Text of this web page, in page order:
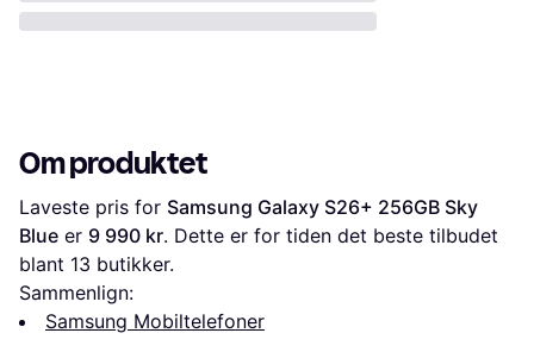
Om produktet
Laveste pris for Samsung Galaxy S26+ 256GB Sky
Blue er 9 990 kr. Dette er for tiden det beste tilbudet
blant 13 butikker.
Sammenlign:
Samsung Mobiltelefoner